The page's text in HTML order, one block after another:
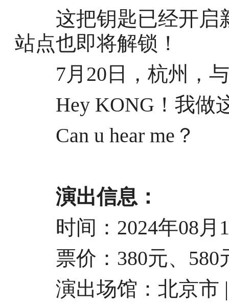
这把钥匙已经开启
站点也即将解锁！
7月20日，杭州，与
Hey KONG！我做
Can u hear me？
演出信息：
时间：2024年08月
票价：380元、580
演出场馆：北京市 |